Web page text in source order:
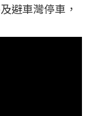
避車灣停車，